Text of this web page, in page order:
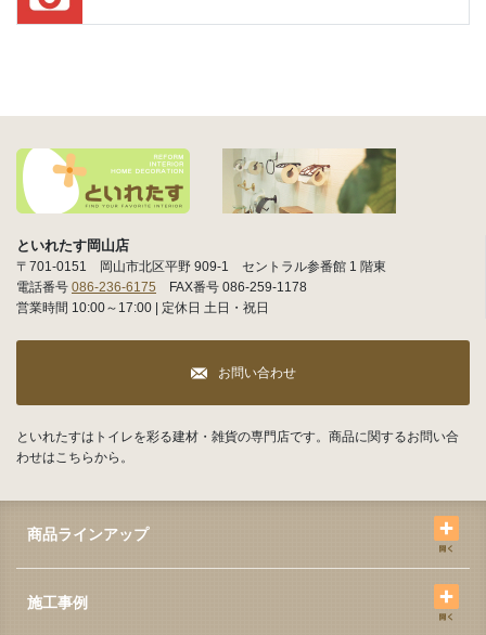
といれたす岡山店
〒701-0151 岡山市北区平野 909-1 セントラル参番館 1 階東
電話番号 086-236-6175 FAX番号 086-259-1178
営業時間 10:00～17:00 | 定休日 土日・祝日
お問い合わせ
といれたすはトイレを彩る建材・雑貨の専門店です。商品に関するお問い合
わせはこちらから。
商品ラインアップ
施工事例